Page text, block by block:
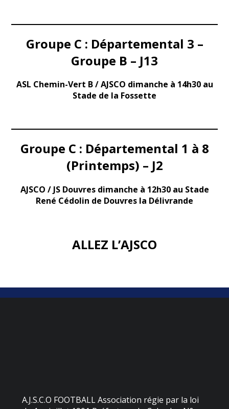
Groupe C : Départemental 3 –
Groupe B – J13
ASL Chemin-Vert B / AJSCO dimanche à 14h30 au
Stade de la Fossette
Groupe C : Départemental 1 à 8
(Printemps) – J2
AJSCO / JS Douvres dimanche à 12h30 au Stade
René Cédolin de Douvres la Délivrande
ALLEZ L’AJSCO
A.J.S.C.O FOOTBALL Association régie par la loi